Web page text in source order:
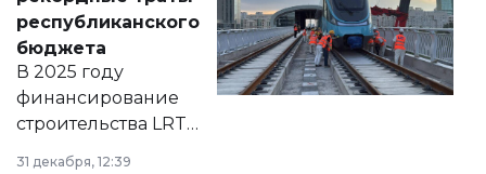
нормативных
правовых актов и
на сайте маслихат
города.
республиканского
бюджета
В 2025 году
финансирование
строительства LRT
в Астане из
31 декабря, 12:39